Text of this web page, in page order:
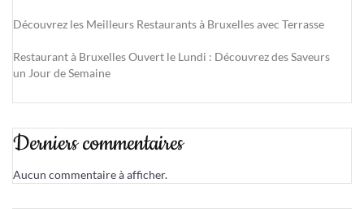
Découvrez les Meilleurs Restaurants à Bruxelles avec Terrasse
Restaurant à Bruxelles Ouvert le Lundi : Découvrez des Saveurs
un Jour de Semaine
Derniers commentaires
Aucun commentaire à afficher.